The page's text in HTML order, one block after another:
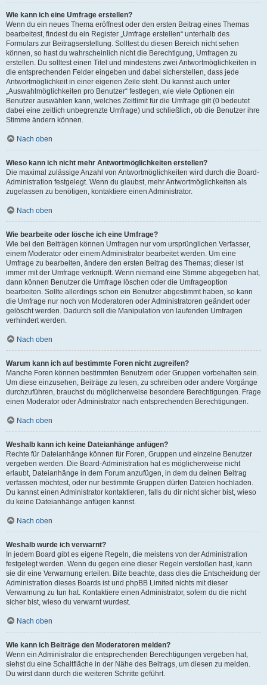
Wie kann ich eine Umfrage erstellen?
Wenn du ein neues Thema eröffnest oder den ersten Beitrag eines Themas
bearbeitest, findest du ein Register „Umfrage erstellen“ unterhalb des
Formulars zur Beitragserstellung. Solltest du diesen Bereich nicht sehen
können, so hast du wahrscheinlich nicht die Berechtigung, Umfragen zu
erstellen. Du solltest einen Titel und mindestens zwei Antwortmöglichkeiten in
die entsprechenden Felder eingeben und dabei sicherstellen, dass jede
Antwortmöglichkeit in einer eigenen Zeile steht. Du kannst auch unter
„Auswahlmöglichkeiten pro Benutzer“ festlegen, wie viele Optionen ein
Benutzer auswählen kann, welches Zeitlimit für die Umfrage gilt (0 bedeutet
dabei eine zeitlich unbegrenzte Umfrage) und schließlich, ob die Benutzer ihre
Stimme ändern können.
Nach oben
Wieso kann ich nicht mehr Antwortmöglichkeiten erstellen?
Die maximal zulässige Anzahl von Antwortmöglichkeiten wird durch die Board-
Administration festgelegt. Wenn du glaubst, mehr Antwortmöglichkeiten als
zugelassen zu benötigen, kontaktiere einen Administrator.
Nach oben
Wie bearbeite oder lösche ich eine Umfrage?
Wie bei den Beiträgen können Umfragen nur vom ursprünglichen Verfasser,
einem Moderator oder einem Administrator bearbeitet werden. Um eine
Umfrage zu bearbeiten, ändere den ersten Beitrag des Themas; dieser ist
immer mit der Umfrage verknüpft. Wenn niemand eine Stimme abgegeben hat,
dann können Benutzer die Umfrage löschen oder die Umfrageoption
bearbeiten. Sollte allerdings schon ein Benutzer abgestimmt haben, so kann
die Umfrage nur noch von Moderatoren oder Administratoren geändert oder
gelöscht werden. Dadurch soll die Manipulation von laufenden Umfragen
verhindert werden.
Nach oben
Warum kann ich auf bestimmte Foren nicht zugreifen?
Manche Foren können bestimmten Benutzern oder Gruppen vorbehalten sein.
Um diese einzusehen, Beiträge zu lesen, zu schreiben oder andere Vorgänge
durchzuführen, brauchst du möglicherweise besondere Berechtigungen. Frage
einen Moderator oder Administrator nach entsprechenden Berechtigungen.
Nach oben
Weshalb kann ich keine Dateianhänge anfügen?
Rechte für Dateianhänge können für Foren, Gruppen und einzelne Benutzer
vergeben werden. Die Board-Administration hat es möglicherweise nicht
erlaubt, Dateianhänge in dem Forum anzufügen, in dem du deinen Beitrag
verfassen möchtest, oder nur bestimmte Gruppen dürfen Dateien hochladen.
Du kannst einen Administrator kontaktieren, falls du dir nicht sicher bist, wieso
du keine Dateianhänge anfügen kannst.
Nach oben
Weshalb wurde ich verwarnt?
In jedem Board gibt es eigene Regeln, die meistens von der Administration
festgelegt werden. Wenn du gegen eine dieser Regeln verstoßen hast, kann
sie dir eine Verwarnung erteilen. Bitte beachte, dass dies die Entscheidung der
Administration dieses Boards ist und phpBB Limited nichts mit dieser
Verwarnung zu tun hat. Kontaktiere einen Administrator, sofern du die nicht
sicher bist, wieso du verwarnt wurdest.
Nach oben
Wie kann ich Beiträge den Moderatoren melden?
Wenn ein Administrator die entsprechenden Berechtigungen vergeben hat,
siehst du eine Schaltfläche in der Nähe des Beitrags, um diesen zu melden.
Du wirst dann durch die weiteren Schritte geführt.